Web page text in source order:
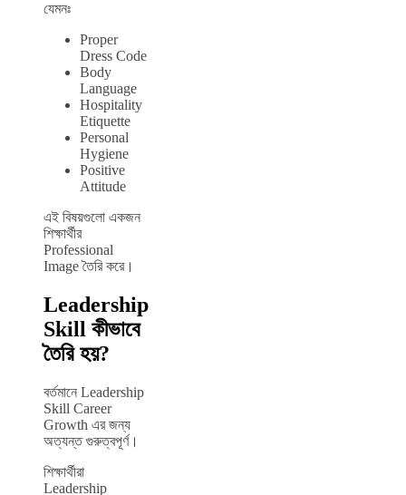
যেমনঃ
Proper
Dress Code
Body
Language
Hospitality
Etiquette
Personal
Hygiene
Positive
Attitude
এই বিষয়গুলো একজন
শিক্ষার্থীর
Professional
Image তৈরি করে।
Leadership
Skill কীভাবে
তৈরি হয়?
বর্তমানে Leadership
Skill Career
Growth এর জন্য
অত্যন্ত গুরুত্বপূর্ণ।
শিক্ষার্থীরা
Leadership